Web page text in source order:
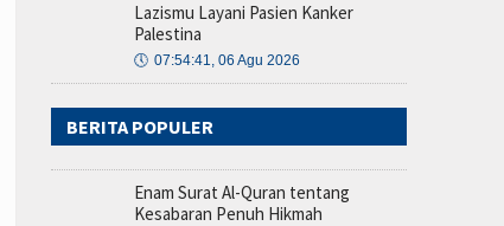
Lazismu Layani Pasien Kanker
Palestina
🕔 07:54:41, 06 Agu 2026
BERITA POPULER
Enam Surat Al-Quran tentang
Kesabaran Penuh Hikmah